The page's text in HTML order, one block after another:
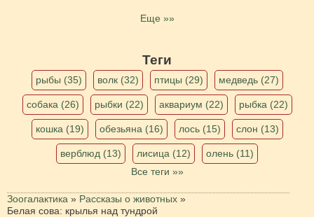
Еще »»
Теги
рыбы (35) волк (32) птицы (29) медведь (27)
собака (26) рыбки (22) аквариум (22) рыбка (22)
кошка (19) обезьяна (16) лось (15) слон (13)
верблюд (13) лисица (12)
олень (11)
Все теги »»
Зоогалактика » Рассказы о животных »
Белая сова: крылья над тундрой